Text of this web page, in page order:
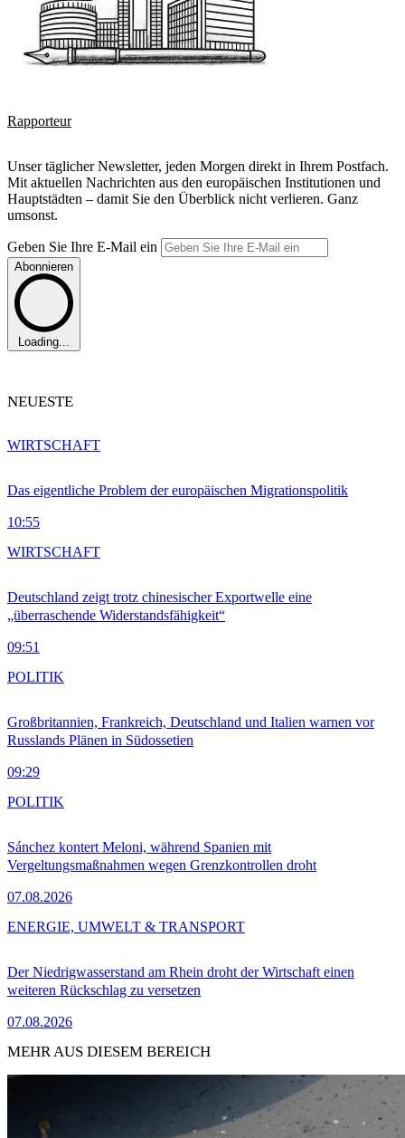
Rapporteur
Unser täglicher Newsletter, jeden Morgen direkt in Ihrem Postfach.
Mit aktuellen Nachrichten aus den europäischen Institutionen und
Hauptstädten – damit Sie den Überblick nicht verlieren. Ganz
umsonst.
Geben Sie Ihre E-Mail ein
Abonnieren
Loading...
NEUESTE
Das eigentliche Problem der europäischen Migrationspolitik
10:55
WIRTSCHAFT
Deutschland zeigt trotz chinesischer Exportwelle eine
„überraschende Widerstandsfähigkeit“
09:51
WIRTSCHAFT
Großbritannien, Frankreich, Deutschland und Italien warnen vor
Russlands Plänen in Südossetien
09:29
POLITIK
Sánchez kontert Meloni, während Spanien mit
Vergeltungsmaßnahmen wegen Grenzkontrollen droht
07.08.2026
POLITIK
Der Niedrigwasserstand am Rhein droht der Wirtschaft einen
weiteren Rückschlag zu versetzen
07.08.2026
ENERGIE, UMWELT & TRANSPORT
MEHR AUS DIESEM BEREICH